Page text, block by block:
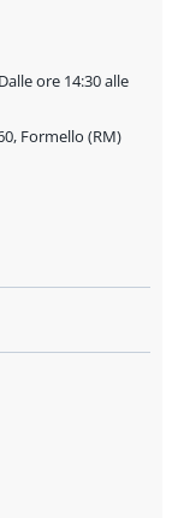
ore 14:30 alle
Formello (RM)